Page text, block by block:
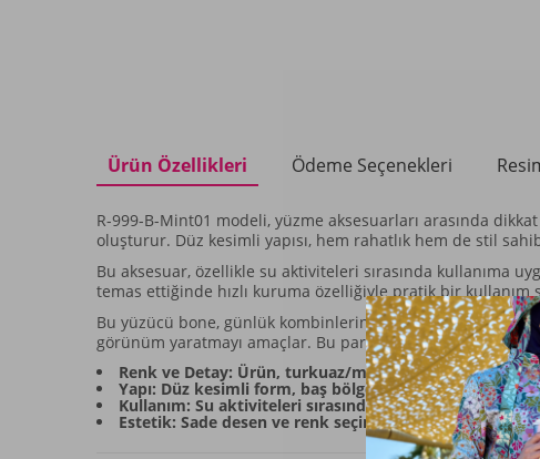
Ürün Özellikleri Ödeme Seçenekleri
R-999-B-Mint01 modeli, yüzme aksesuarları arasında
oluşturur. Düz kesimli yapısı, hem rahatlık hem de stil
Bu aksesuar, özellikle su aktiviteleri sırasında kullanıma
temas ettiğinde hızlı kuruma özelliğiyle pratik bir
Bu yüzücü bone, günlük kombinlerinize veya özel
görünüm yaratmayı amaçlar. Bu parça, farklı üst giyim
Renk ve Detay: Ürün, turkuaz/mint yeşili ana tonu ve
Yapı: Düz kesimli form, baş bölgesine odaklanan bir
Kullanım: Su aktiviteleri sırasında rahat kullanım için
Estetik: Sade desen ve renk seçimi, temiz bir görünüm